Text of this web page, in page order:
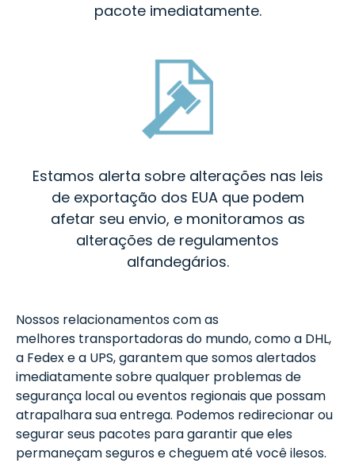
pacote imediatamente.
Estamos alerta sobre alterações nas leis
de exportação dos EUA que podem
afetar seu envio, e monitoramos as
alterações de regulamentos
alfandegários.
Nossos relacionamentos com as
melhores transportadoras do mundo, como a DHL,
a Fedex e a UPS, garantem que somos alertados
imediatamente sobre qualquer problemas de
segurança local ou eventos regionais que possam
atrapalhara sua entrega. Podemos redirecionar ou
segurar seus pacotes para garantir que eles
permaneçam seguros e cheguem até você ilesos.